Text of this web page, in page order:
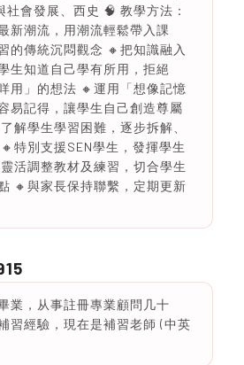
會發展、西史 🧠 教學方法：
新潮流，用潮流輕鬆帶入課
的傳統沉悶觀念 🔸把知識融入
生知道自己學有所用，拒絕
用」的想法 🔸運用「想像記憶
易記得，讓學生自己創造尊屬
解學生學習困難，逐步拆解、
特別支援SEN學生，發揮學生
活調整教材及練習，切合學生
🔸與家長保持聯繫，定期更新
業，从事註冊專業顧問几十
習經驗，現在是補習老師 (中英